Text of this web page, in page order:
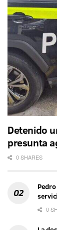
Detenido
presunta
0 SHARES
0